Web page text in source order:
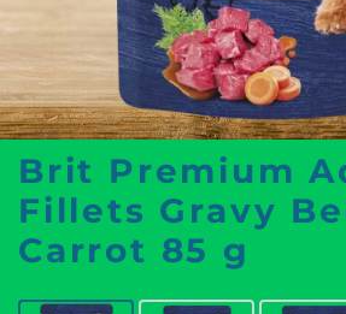
Brit Premium
Fillets Gravy
Carrot 85 g